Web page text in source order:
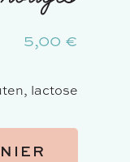
5,00 €
lactose